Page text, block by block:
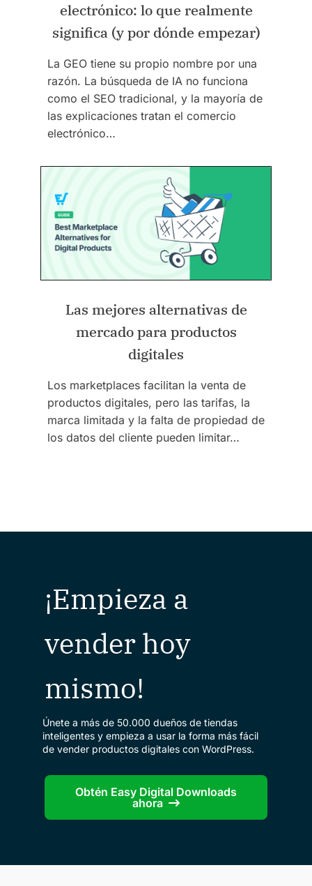
electrónico: lo que realmente
significa (y por dónde empezar)
La GEO tiene su propio nombre por una
razón. La búsqueda de IA no funciona
como el SEO tradicional, y la mayoría de
las explicaciones tratan el comercio
electrónico…
Las mejores alternativas de
mercado para productos
digitales
Los marketplaces facilitan la venta de
productos digitales, pero las tarifas, la
marca limitada y la falta de propiedad de
los datos del cliente pueden limitar…
¡Empieza a
vender hoy
mismo!
Únete a más de 50.000 dueños de tiendas
inteligentes y empieza a usar la forma más fácil
de vender productos digitales con WordPress.
Obtén Easy Digital Downloads
ahora